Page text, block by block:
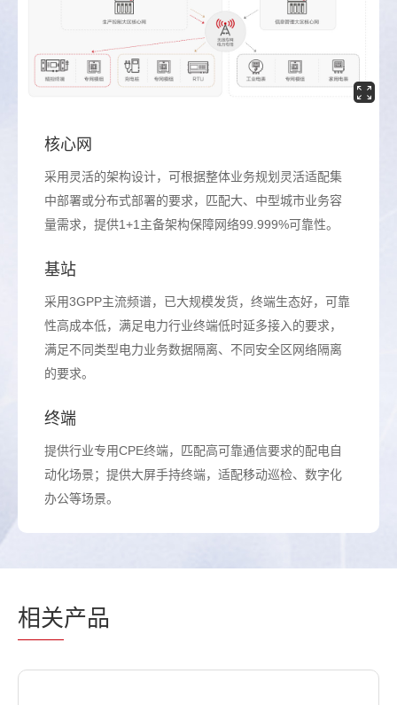
核心网
采用灵活的架构设计，可根据整体业务规划灵活适配集
中部署或分布式部署的要求，匹配大、中型城市业务容
量需求，提供1+1主备架构保障网络99.999%可靠性。
基站
采用3GPP主流频谱，已大规模发货，终端生态好，可靠
性高成本低，满足电力行业终端低时延多接入的要求，
满足不同类型电力业务数据隔离、不同安全区网络隔离
的要求。
终端
提供行业专用CPE终端，匹配高可靠通信要求的配电自
动化场景；提供大屏手持终端，适配移动巡检、数字化
办公等场景。
相关产品